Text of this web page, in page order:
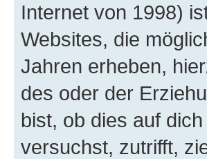
Internet von 1998)
Websites, die
Jahren erheben,
des oder der
bist, ob dies auf
versuchst, zutrifft,